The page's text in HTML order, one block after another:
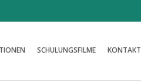
SCHULUNGSFILME KONTAKT